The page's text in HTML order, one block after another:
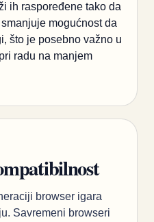
ih raspoređene tako da
mogućnost da
što je posebno važno u
radu na manjem
browser igara
Savremeni browseri